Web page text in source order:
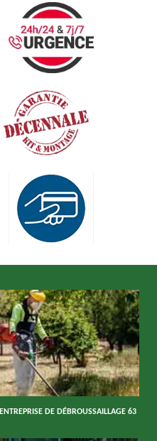
ENTREPRISE DE DÉBROUSSAILLAGE 63